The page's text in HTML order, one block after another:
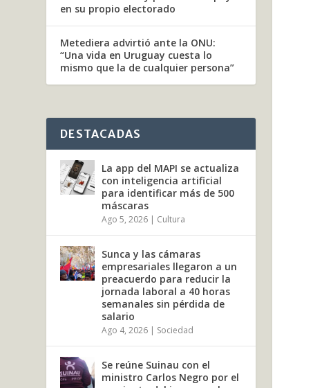
en su propio electorado
Metediera advirtió ante la ONU:
“Una vida en Uruguay cuesta lo
mismo que la de cualquier persona”
DESTACADAS
La app del MAPI se actualiza
con inteligencia artificial
para identificar más de 500
máscaras
Ago 5, 2026 | Cultura
Sunca y las cámaras
empresariales llegaron a un
preacuerdo para reducir la
jornada laboral a 40 horas
semanales sin pérdida de
salario
Ago 4, 2026 | Sociedad
Se reúne Suinau con el
ministro Carlos Negro por el